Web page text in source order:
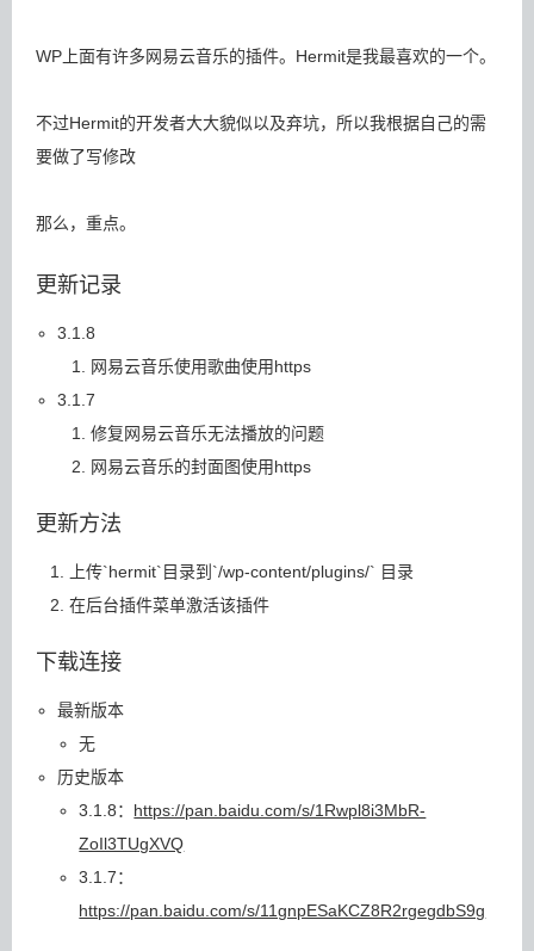
WP上面有许多网易云音乐的插件。 Hermit是我最喜欢的一个。
不过Hermit的开发者大大貌似以及弃坑，所以我根据自己的需
要做了写修改
那么，重点。
更新记录
3.1.8
网易云音乐使用歌曲使用https
3.1.7
修复网易云音乐无法播放的问题
网易云音乐的封面图使用https
更新方法
上传`hermit`目录到`/wp-content/plugins/` 目录
在后台插件菜单激活该插件
下载连接
最新版本
无
历史版本
3.1.8： https://pan.baidu.com/s/1Rwpl8i3MbR-
ZoIl3TUgXVQ
3.1.7：
https://pan.baidu.com/s/11gnpESaKCZ8R2rgegdbS9g